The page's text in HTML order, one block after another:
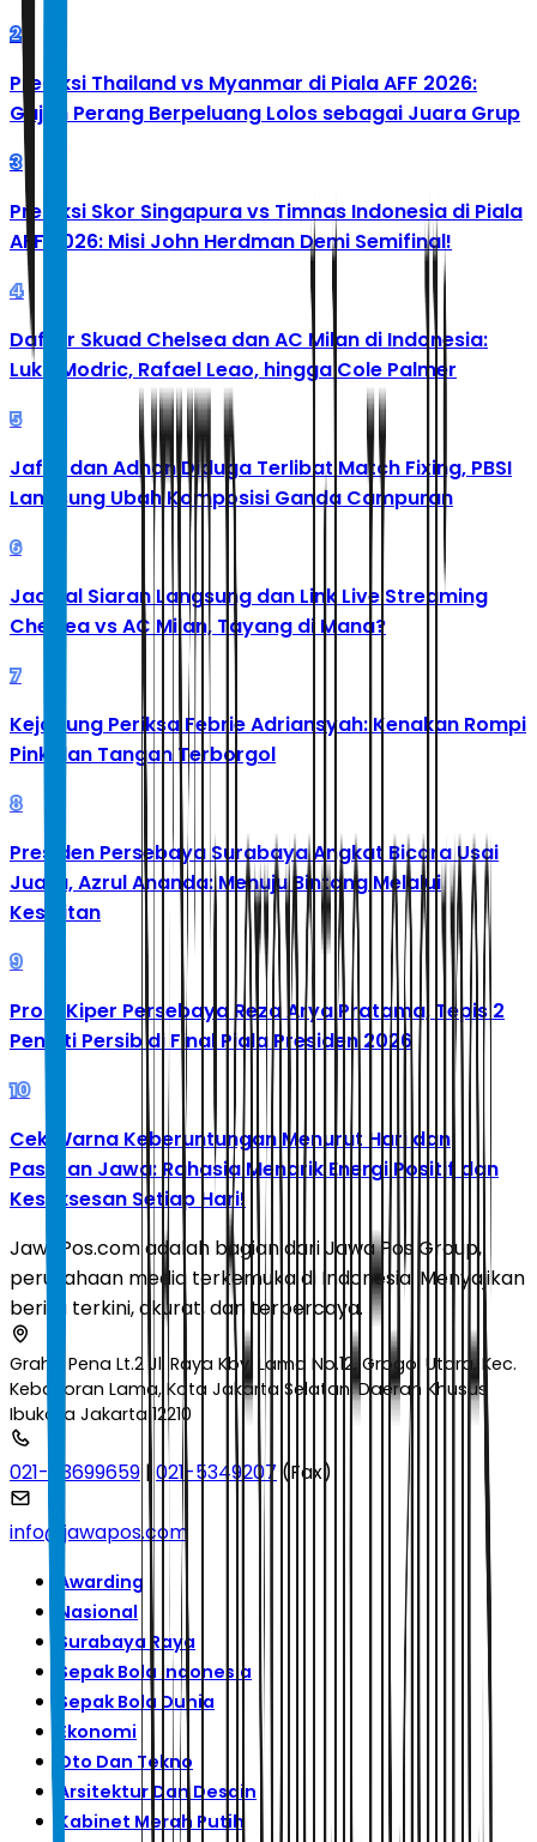
2
Prediksi Thailand vs Myanmar di Piala AFF 2026:
Gajah Perang Berpeluang Lolos sebagai Juara Grup
3
Prediksi Skor Singapura vs Timnas Indonesia di Piala
AFF 2026: Misi John Herdman Demi Semifinal!
4
Daftar Skuad Chelsea dan AC Milan di Indonesia:
Luka Modric, Rafael Leao, hingga Cole Palmer
5
Jafar dan Adnan Diduga Terlibat Match Fixing, PBSI
Langsung Ubah Komposisi Ganda Campuran
6
Jadwal Siaran Langsung dan Link Live Streaming
Chelsea vs AC Milan, Tayang di Mana?
7
Kejagung Periksa Febrie Adriansyah: Kenakan Rompi
Pink dan Tangan Terborgol
8
Presiden Persebaya Surabaya Angkat Bicara Usai
Juara, Azrul Ananda: Menuju Bintang Melalui
Kesulitan
9
Profil Kiper Persebaya Reza Arya Pratama, Tepis 2
Penalti Persib di Final Piala Presiden 2026
10
Cek Warna Keberuntungan Menurut Hari dan
Pasaran Jawa: Rahasia Menarik Energi Positif dan
Kesuksesan Setiap Hari!
JawaPos.com adalah bagian dari Jawa Pos Group,
perusahaan media terkemuka di Indonesia. Menyajikan
berita terkini, akurat, dan terpercaya.
Graha Pena Lt.2 Jl. Raya Kby. Lama No.12, Grogol Utara, Kec.
Kebayoran Lama, Kota Jakarta Selatan, Daerah Khusus
Ibukota Jakarta 12210
021-53699659 | 021-5349207 (Fax)
info@jawapos.com
Awarding
Nasional
Surabaya Raya
Sepak Bola Indonesia
Sepak Bola Dunia
Ekonomi
Oto Dan Tekno
Arsitektur Dan Desain
Kabinet Merah Putih